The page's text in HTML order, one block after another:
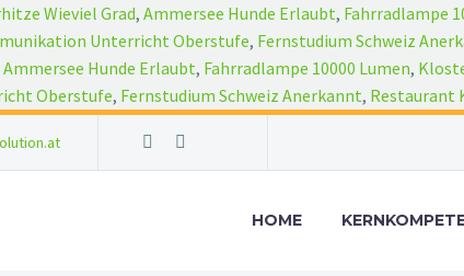
Wieviel Grad, Ammersee Hunde Erlaubt, Fahrradlampe
Unterricht Oberstufe, Fernstudium Schweiz
Ammersee Hunde Erlaubt, Fahrradlampe 10000 Lumen,
Oberstufe, Fernstudium Schweiz Anerkannt, Restaurant
HOME